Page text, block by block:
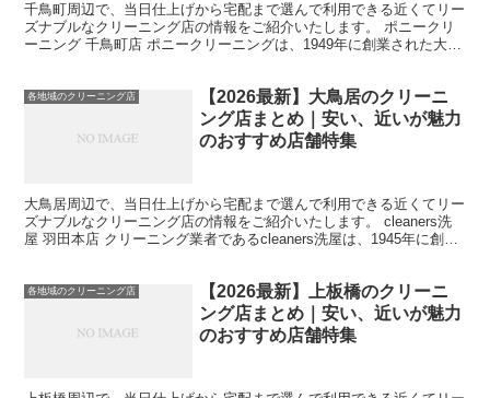
千鳥町周辺で、当日仕上げから宅配まで選んで利用できる近くてリー
ズナブルなクリーニング店の情報をご紹介いたします。 ポニークリ
ーニング 千鳥町店 ポニークリーニングは、1949年に創業された大手
各地域のクリーニング店
【2026最新】大鳥居のクリーニ
ング店まとめ｜安い、近いが魅力
のおすすめ店舗特集
大鳥居周辺で、当日仕上げから宅配まで選んで利用できる近くてリー
ズナブルなクリーニング店の情報をご紹介いたします。 cleaners洗
屋 羽田本店 クリーニング業者であるcleaners洗屋は、1945年に創業
各地域のクリーニング店
【2026最新】上板橋のクリーニ
ング店まとめ｜安い、近いが魅力
のおすすめ店舗特集